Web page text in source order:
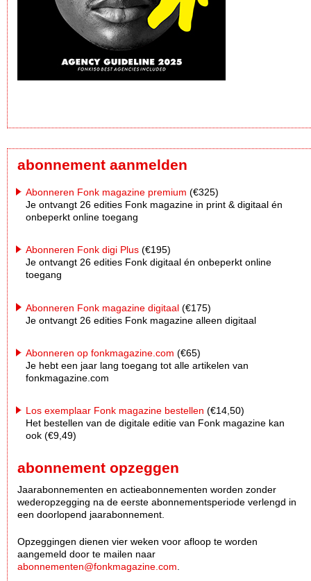
abonnement aanmelden
Abonneren Fonk magazine premium (€325)
Je ontvangt 26 edities Fonk magazine in print & digitaal én
onbeperkt online toegang
Abonneren Fonk digi Plus (€195)
Je ontvangt 26 edities Fonk digitaal én onbeperkt online
toegang
Abonneren Fonk magazine digitaal (€175)
Je ontvangt 26 edities Fonk magazine alleen digitaal
Abonneren op fonkmagazine.com (€65)
Je hebt een jaar lang toegang tot alle artikelen van
fonkmagazine.com
Los exemplaar Fonk magazine bestellen (€14,50)
Het bestellen van de digitale editie van Fonk magazine kan
ook (€9,49)
abonnement opzeggen
Jaarabonnementen en actieabonnementen worden zonder
wederopzegging na de eerste abonnementsperiode verlengd in
een doorlopend jaarabonnement.
Opzeggingen dienen vier weken voor afloop te worden
aangemeld door te mailen naar
abonnementen@fonkmagazine.com